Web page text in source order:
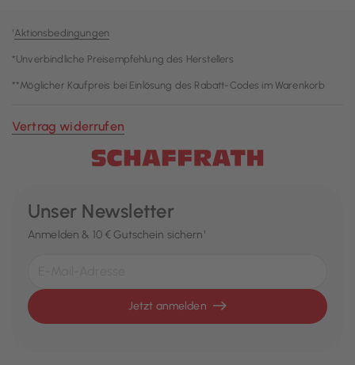
¹Aktionsbedingungen
*Unverbindliche Preisempfehlung des Herstellers
**Möglicher Kaufpreis bei Einlösung des Rabatt-Codes im Warenkorb
Vertrag widerrufen
Unser Newsletter
Anmelden & 10 € Gutschein sichern¹
Jetzt anmelden